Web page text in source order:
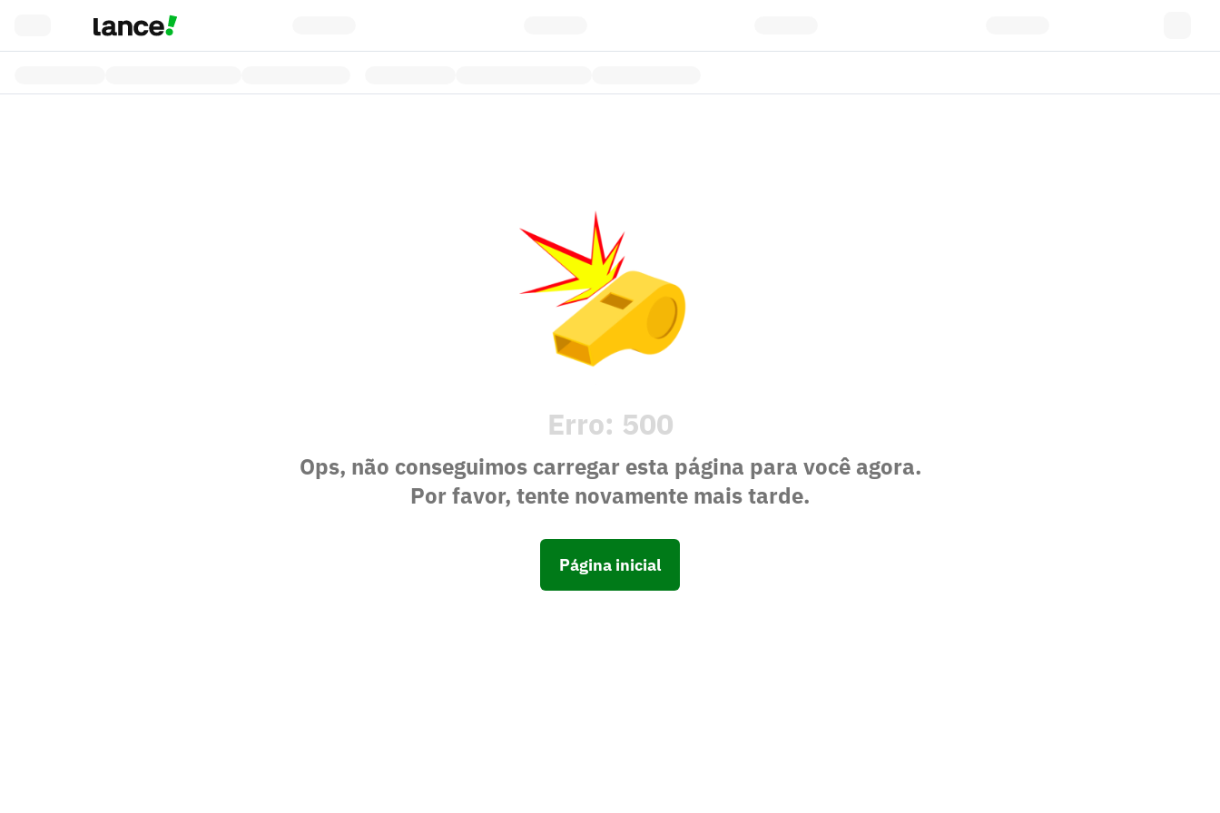
Erro: 500
Ops, não conseguimos carregar esta página para você agora.
Por favor, tente novamente mais tarde.
Página inicial